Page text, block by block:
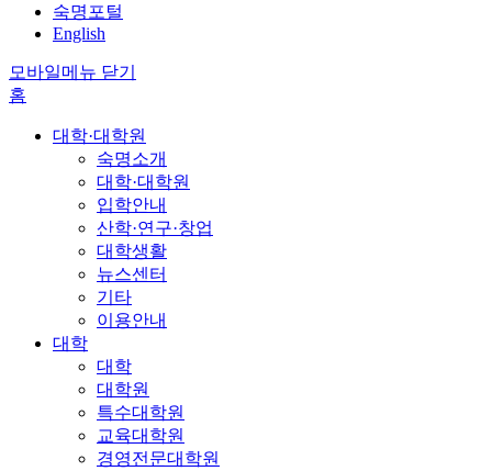
숙명포털
English
모바일메뉴 닫기
홈
대학·대학원
숙명소개
대학·대학원
입학안내
산학·연구·창업
대학생활
뉴스센터
기타
이용안내
대학
대학
대학원
특수대학원
교육대학원
경영전문대학원